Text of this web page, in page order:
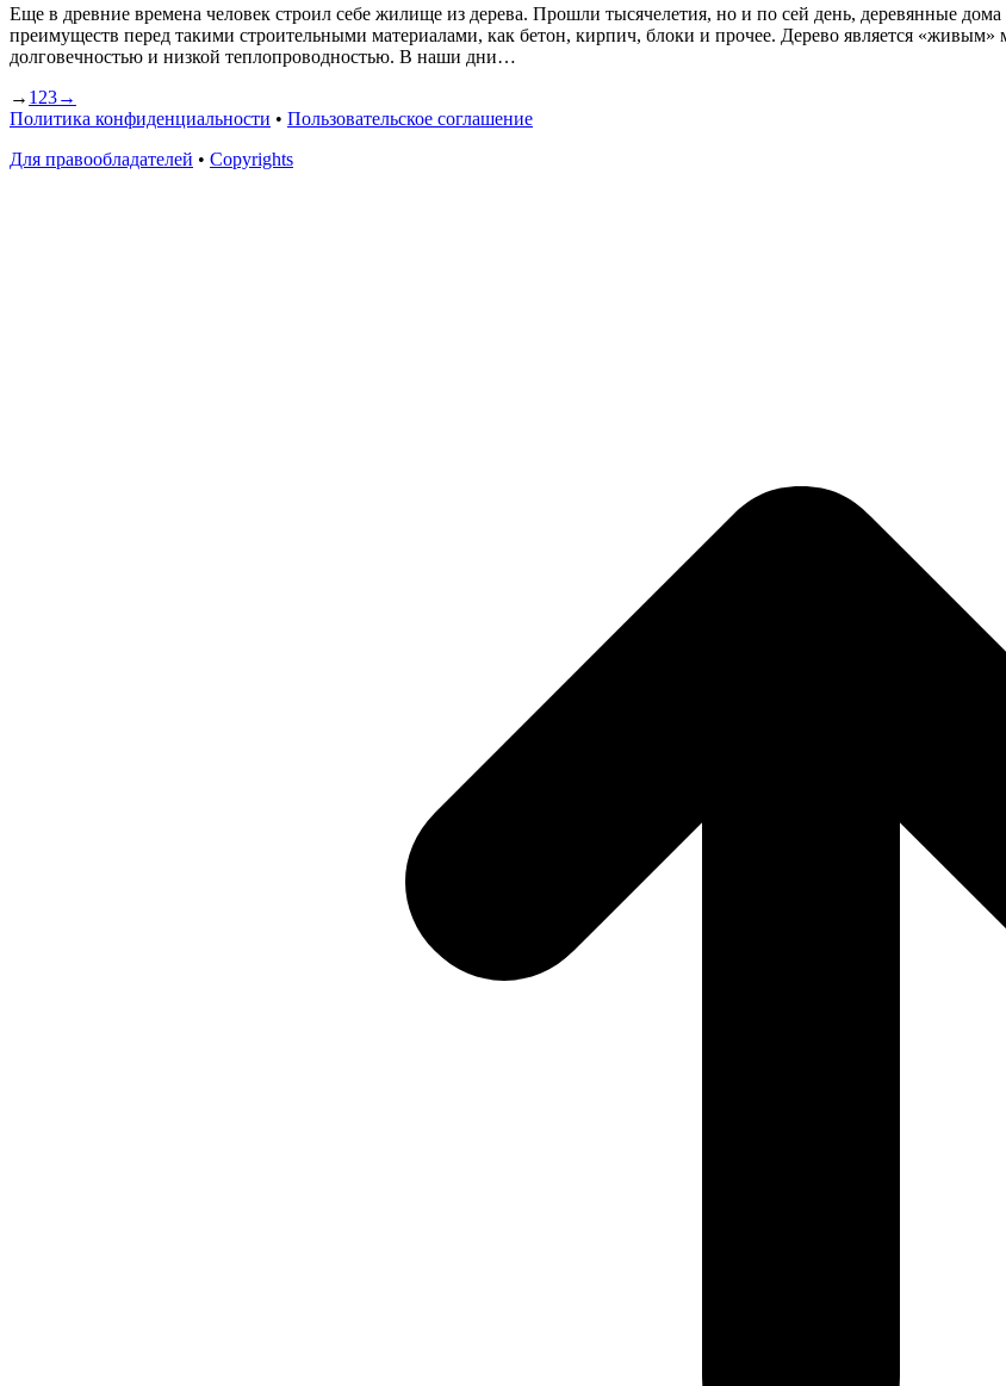
Еще в древние времена человек строил себе жилище из дерева. Прошли тысячелетия, но и по сей день, деревянные
преимуществ перед такими строительными материалами, как бетон, кирпич, блоки и прочее. Дерево является
долговечностью и низкой теплопроводностью. В наши дни…
→ 1 23→
Политика конфиденциальности • Пользовательское соглашение
Для правообладателей • Copyrights